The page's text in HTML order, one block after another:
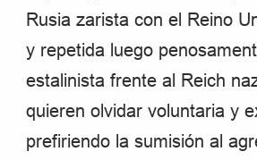
Rusia zarista con el Reino
y repetida luego
estalinista frente al Reich
quieren olvidar voluntaria y
prefiriendo la sumisión al